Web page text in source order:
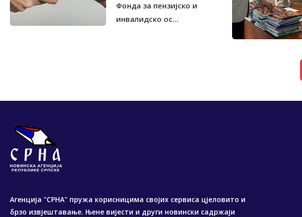
Фонда за пензијско и
инвалидско ос...
Агенција "СРНА" пружа корисницима својих сервиса цјеловито и
брзо извјештавање. Њене вијести и други новински садржаји